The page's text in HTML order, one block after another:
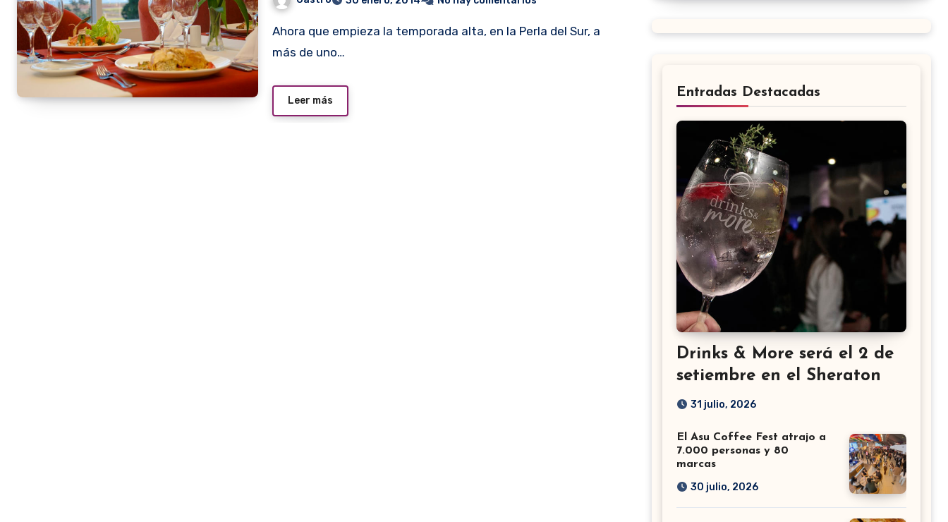
Ahora que empieza la temporada alta, en la Perla del Sur, a
más de uno…
Leer más
Entradas Destacadas
Drinks & More será el 2 de
setiembre en el Sheraton
31 julio, 2026
El Asu Coffee Fest atrajo a
7.000 personas y 80
marcas
30 julio, 2026